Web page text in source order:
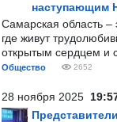
наступающим
Самарская область –
где живут
открытым сердцем и
Общество 2652
28 ноября 2025